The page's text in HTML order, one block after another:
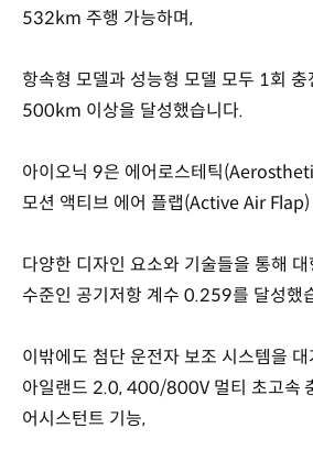
532km 주행 가능하며,
항속형 모델과 성능형 모델 모두 1회 충
500km 이상을 달성했습니다.
아이오닉 9은 에어로스테틱
모션 액티브 에어 플랩(Active Air Flap)
다양한 디자인 요소와 기술들을 통해
수준인 공기저항 계수 0.259를 달성했
이밖에도 첨단 운전자 보조 시스템을
아일랜드 2.0, 400/800V 멀티 초고속
어시스턴트 기능,